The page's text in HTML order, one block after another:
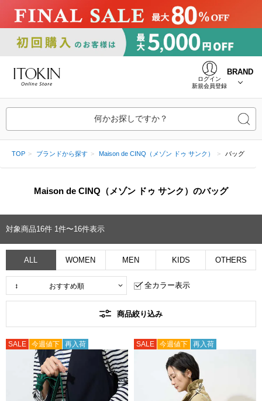
ログイン
新規会員登録
BRAND
何かお探しですか？
TOP ブランドから探す Maison de CINQ（メゾン ドゥ サンク） バッグ
Maison de CINQ（メゾン ドゥ サンク）のバッグ
対象商品16件 1件〜16件表示
ALL WOMEN MEN KIDS OTHERS
全カラー表示
商品絞り込み
SALE 今週値下 再入荷 SALE 今週値下 再入荷